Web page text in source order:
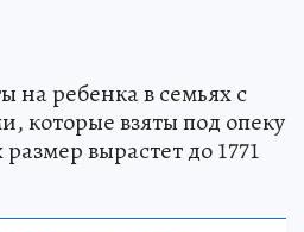
на ребенка в семьях с
которые взяты под опеку
вырастет до 1771